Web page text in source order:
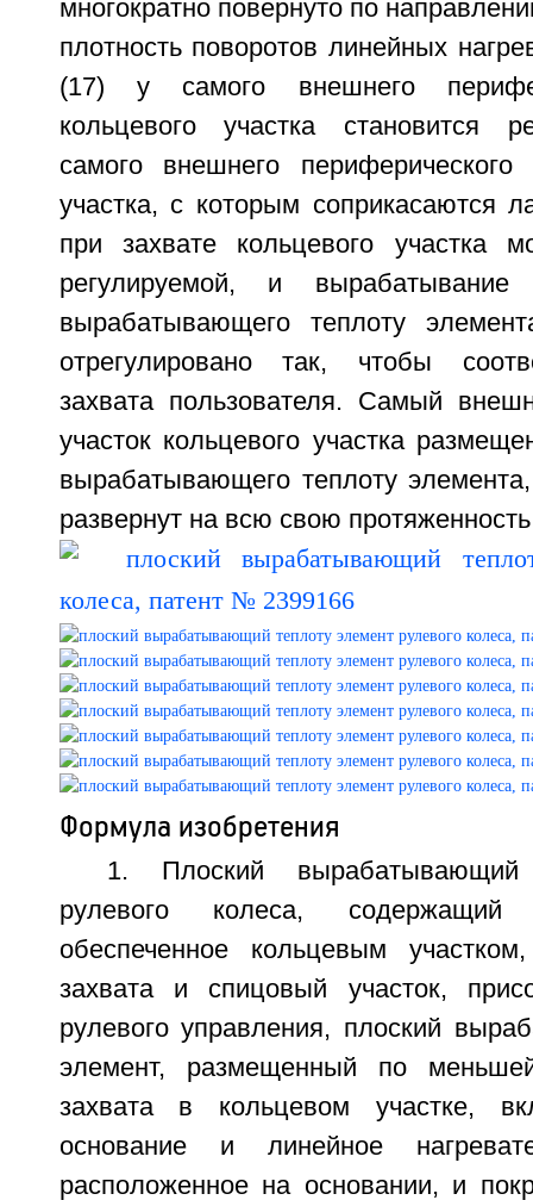
многократно повернуто по
плотность поворотов линейных
(17) у самого внешнего
кольцевого участка становится
самого внешнего периферического
участка, с которым соприкасаются
при захвате кольцевого участка
регулируемой, и вырабатывание
вырабатывающего теплоту
отрегулировано так, чтобы
захвата пользователя. Самый
участок кольцевого участка
вырабатывающего теплоту
развернут на всю свою
Формула изобретения
1. Плоский вырабатывающий
рулевого колеса, содержащий
обеспеченное кольцевым
захвата и спицовый участок,
рулевого управления, плоский
элемент, размещенный по
захвата в кольцевом участке,
основание и линейное
расположенное на основании, и